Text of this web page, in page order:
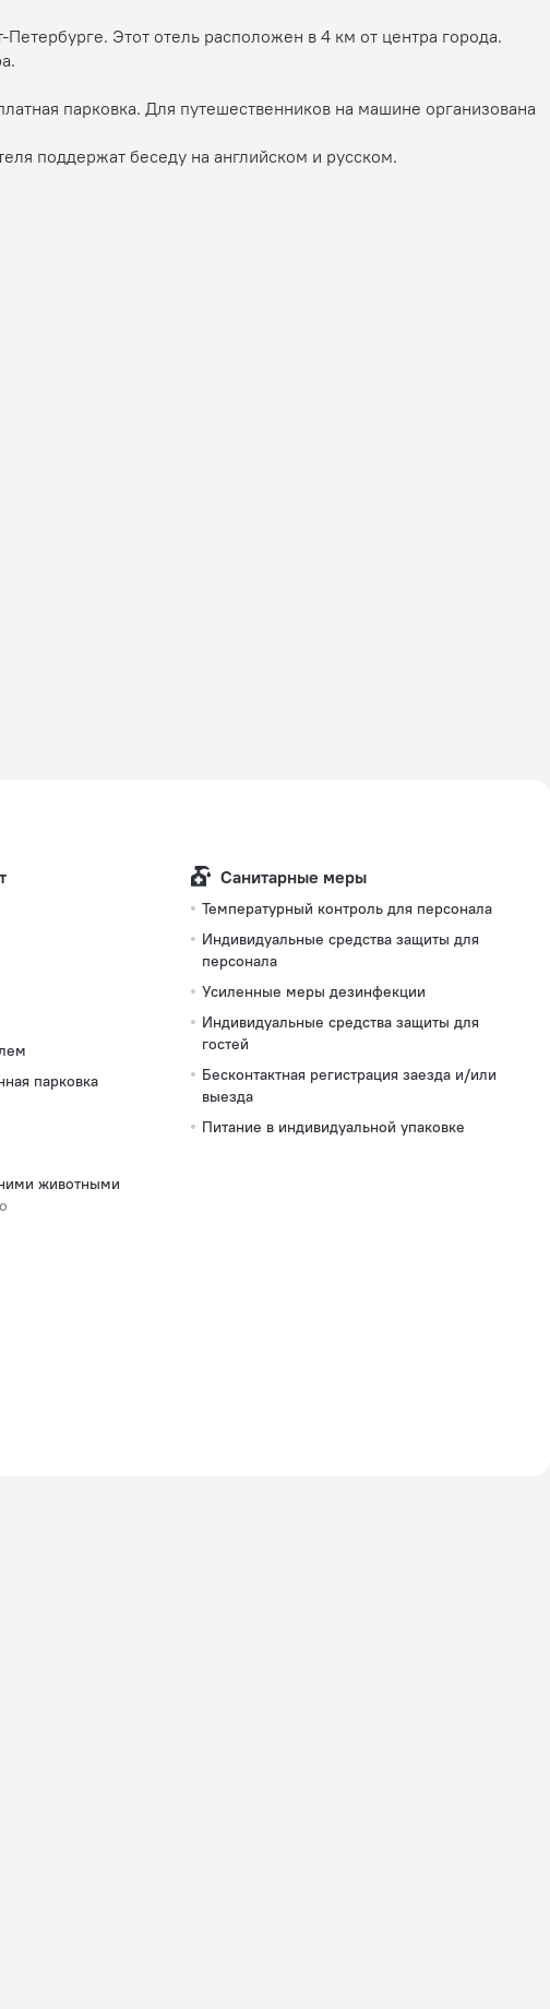
Этот отель расположен в 4 км от центра города.
парковка. Для путешественников на машине организована
поддержат беседу на английском и русском.
парковка
животными
Санитарные меры
Температурный контроль для персонала
Индивидуальные средства защиты для
персонала
Усиленные меры дезинфекции
Индивидуальные средства защиты для
гостей
Бесконтактная регистрация заезда и/или
выезда
Питание в индивидуальной упаковке